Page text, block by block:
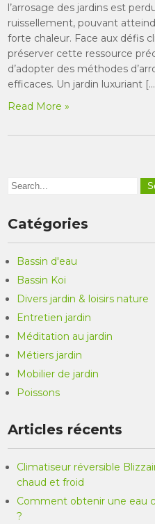
l’arrosage des jardins est
ruissellement, pouvant
forte chaleur. Face aux défis
préserver cette ressource
d’adopter des méthodes
efficaces. Un jardin luxuriant
Read More »
Catégories
Bassin d'eau
Bassin Koi
Divers jardin & loisirs nature
Entretien jardin
Méditation au jardin
Métiers jardin
Mobilier de jardin
Poissons
Articles récents
Climatiseur réversible
chaud et froid
Comment obtenir une eau
?